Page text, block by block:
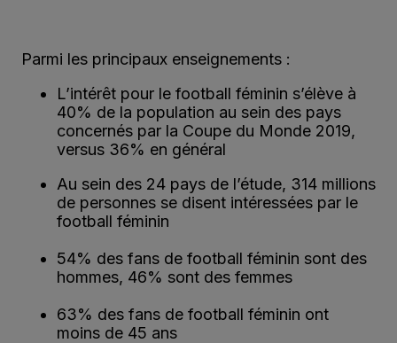
Parmi les principaux enseignements :
L’intérêt pour le football féminin s’élève à
40% de la population au sein des pays
concernés par la Coupe du Monde 2019,
versus 36% en général
Au sein des 24 pays de l’étude, 314 millions
de personnes se disent intéressées par le
football féminin
54% des fans de football féminin sont des
hommes, 46% sont des femmes
63% des fans de football féminin ont
moins de 45 ans